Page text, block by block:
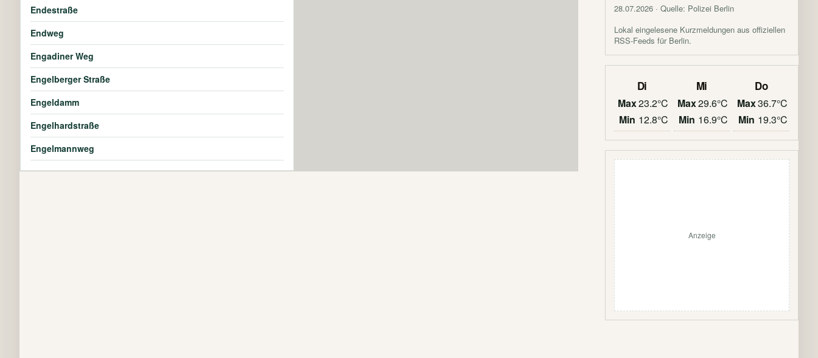
28.07.2026 · Quelle: Polizei Berlin
Lokal eingelesene Kurzmeldungen aus offiziellen
RSS-Feeds für Berlin.
Di
Max23.2°C
Min 12.8°C
Mi
Max29.6°C
Min 16.9°C
Do
Max36.7°C
Min 19.3°C
Anzeige
Endestraße
Endweg
Engadiner Weg
Engelberger Straße
Engeldamm
Engelhardstraße
Engelmannweg